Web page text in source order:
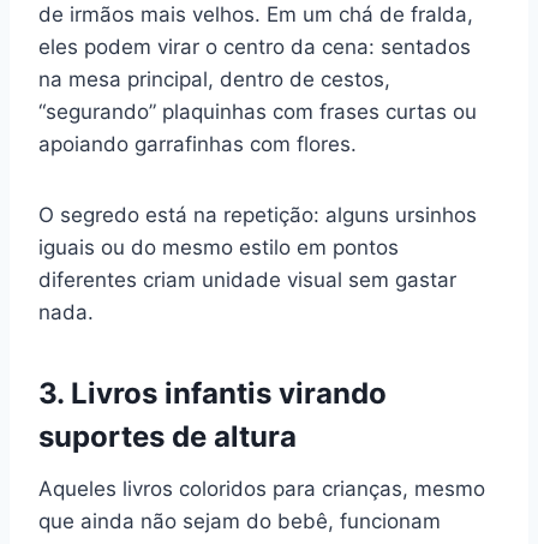
de irmãos mais velhos. Em um chá de fralda,
eles podem virar o centro da cena: sentados
na mesa principal, dentro de cestos,
“segurando” plaquinhas com frases curtas ou
apoiando garrafinhas com flores.
O segredo está na repetição: alguns ursinhos
iguais ou do mesmo estilo em pontos
diferentes criam unidade visual sem gastar
nada.
3. Livros infantis virando
suportes de altura
Aqueles livros coloridos para crianças, mesmo
que ainda não sejam do bebê, funcionam